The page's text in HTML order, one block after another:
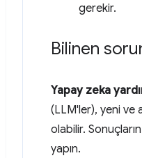
gerekir.
Bilinen
Yapay zeka
(LLM'ler), yeni ve
olabilir.
yapın.